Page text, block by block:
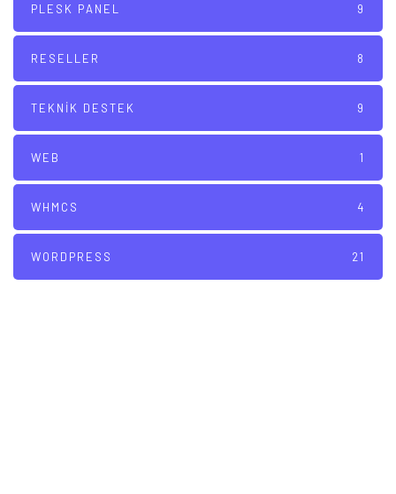
PLESK PANEL 9
RESELLER 8
TEKNIK DESTEK 9
WEB 1
WHMCS 4
WORDPRESS 21